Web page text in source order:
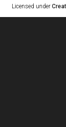
Licensed under